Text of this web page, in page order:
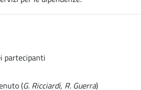
partecipanti
(G. Ricciardi, R. Guerra)